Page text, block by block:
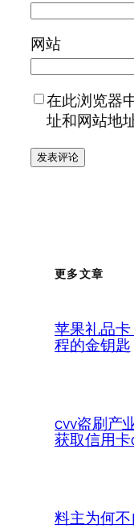
网站
在此浏览器
址和网站地
更多文章
苹果礼品
程的金钥匙
cvv盗刷产
获取信用
料主为何